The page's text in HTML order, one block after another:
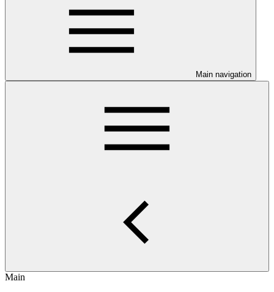
Main navigation
Main